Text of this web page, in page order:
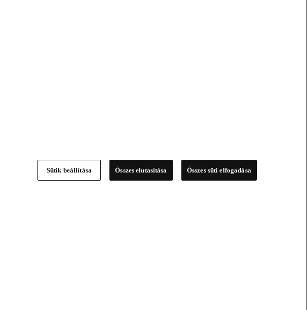
Sütik beállítása Összes elutasítása Összes süti elfogadása